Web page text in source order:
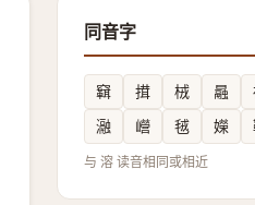
同音字
䇀 搑 㭜 曧
瀜
巆 毧 嬫
与 溶 读音相同或相近